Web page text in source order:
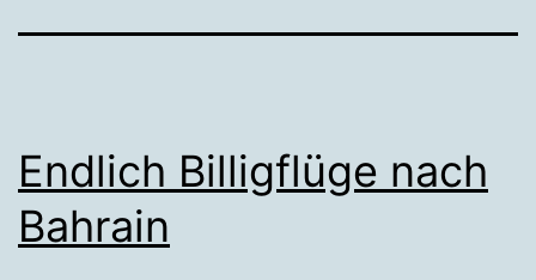
Endlich Billigflüge nach
Bahrain